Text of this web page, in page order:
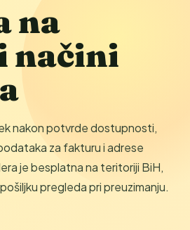
na
načini
nakon potvrde dostupnosti,
za fakturu i adrese
je besplatna na teritoriji BiH,
pregleda pri preuzimanju.